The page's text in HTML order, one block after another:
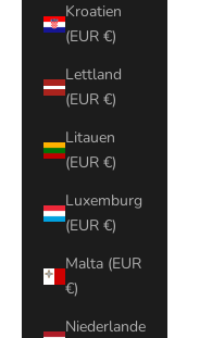
Kroatien
(EUR €)
Lettland
(EUR €)
Litauen
(EUR €)
Luxemburg
(EUR €)
Malta (EUR
€)
Niederlande